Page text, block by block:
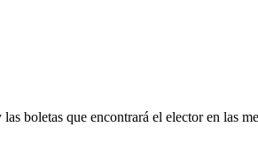
boletas que encontrará el elector en las